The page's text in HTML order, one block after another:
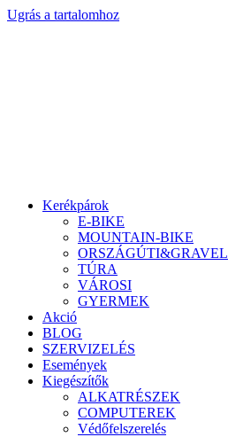
Ugrás a tartalomhoz
Kerékpárok
E-BIKE
MOUNTAIN-BIKE
ORSZÁGÚTI&GRAVEL
TÚRA
VÁROSI
GYERMEK
Akció
BLOG
SZERVIZELÉS
Események
Kiegészítők
ALKATRÉSZEK
COMPUTEREK
Védőfelszerelés